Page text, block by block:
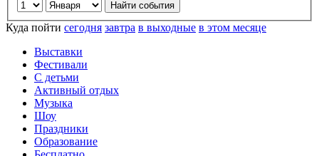
Куда пойти сегодня завтра в выходные в этом месяце
Выставки
Фестивали
С детьми
Активный отдых
Музыка
Шоу
Праздники
Образование